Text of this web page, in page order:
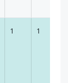
1 1